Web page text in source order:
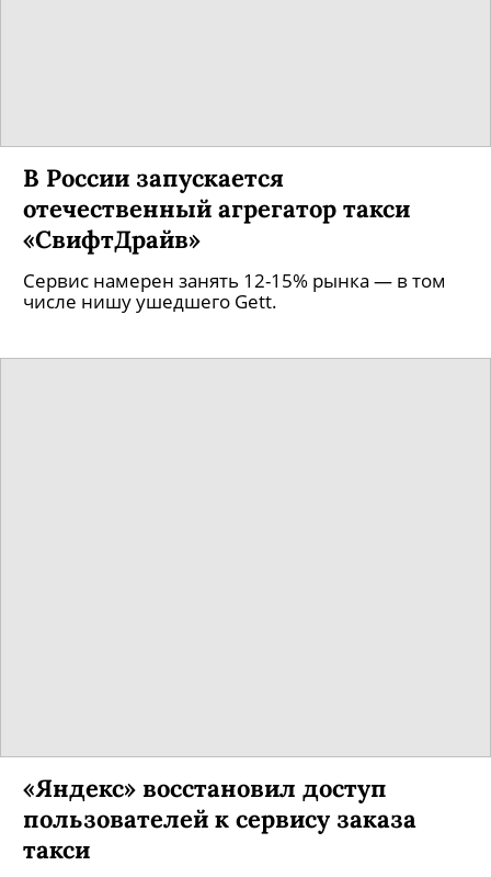
В России запускается
отечественный агрегатор такси
«СвифтДрайв»
Сервис намерен занять 12-15% рынка — в том
числе нишу ушедшего Gett.
«Яндекс» восстановил доступ
пользователей к сервису заказа
такси